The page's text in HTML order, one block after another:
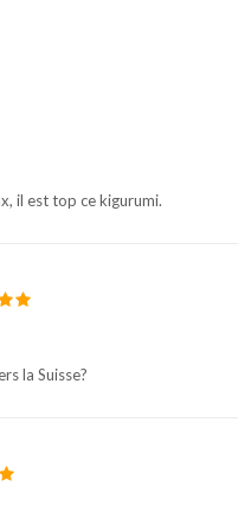
il est top ce kigurumi.
la Suisse?